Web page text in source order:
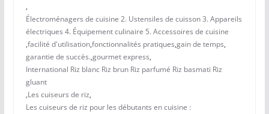
,
Électroménagers de cuisine 2. Ustensiles de cuisson 3. Appareils
électriques 4. Équipement culinaire 5. Accessoires de cuisine
,facilité d'utilisation,fonctionnalités pratiques,gain de temps,
garantie de succès.,gourmet express,
International Riz blanc Riz brun Riz parfumé Riz basmati Riz
gluant
,Les cuiseurs de riz,
Les cuiseurs de riz pour les débutants en cuisine :